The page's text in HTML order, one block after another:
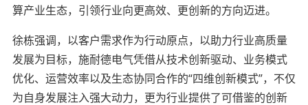
算产业生态，引领行业向更高效、更创新的方向迈进。
徐栋强调，以客户需求作为行动原点，以助力行业高质量
发展为目标，施耐德电气凭借从技术创新驱动、业务模式
优化、运营效率以及生态协同合作的“四维创新模式”，不仅
为自身发展注入强大动力，更为行业提供了可借鉴的创新